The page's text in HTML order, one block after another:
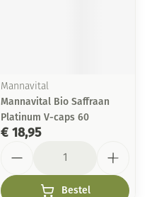
Mannavital
Mannavital Bio Saffraan
Platinum V-caps 60
€ 18,95
Bestel